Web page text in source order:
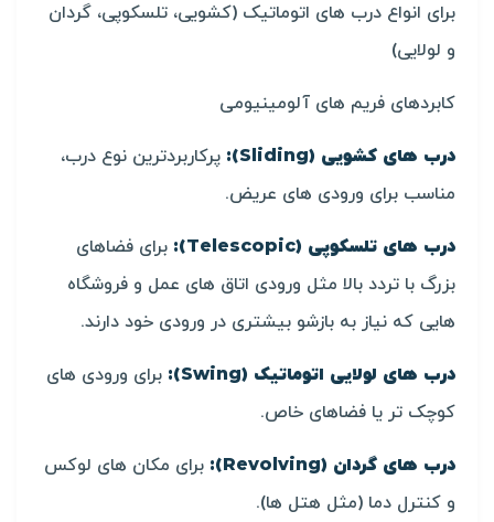
برای انواع درب های اتوماتیک (کشویی، تلسکوپی، گردان
و لولایی)
کابردهای فریم های آلومینیومی
درب های کشویی (Sliding):
پرکاربردترین نوع درب،
مناسب برای ورودی های عریض.
درب های تلسکوپی (Telescopic):
برای فضاهای
بزرگ با تردد بالا مثل ورودی اتاق های عمل و فروشگاه
هایی که نیاز به بازشو بیشتری در ورودی خود دارند.
درب های لولایی اتوماتیک (Swing):
برای ورودی های
کوچک تر یا فضاهای خاص.
درب های گردان (Revolving):
برای مکان های لوکس
و کنترل دما (مثل هتل ها).